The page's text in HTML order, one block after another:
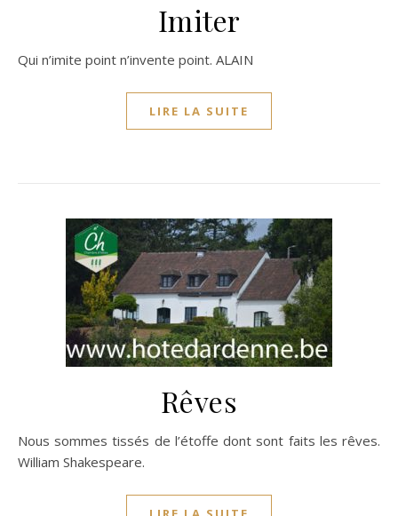
Imiter
Qui n’imite point n’invente point. ALAIN
LIRE LA SUITE
Rêves
Nous sommes tissés de l’étoffe dont sont faits les rêves.
William Shakespeare.